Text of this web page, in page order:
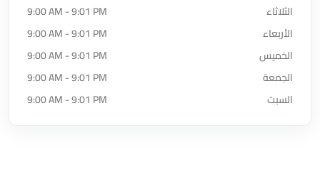
الثلاثاء
9:00 AM - 9:01 PM
الأربعاء
9:00 AM - 9:01 PM
الخميس
9:00 AM - 9:01 PM
الجمعة
9:00 AM - 9:01 PM
السبت
9:00 AM - 9:01 PM